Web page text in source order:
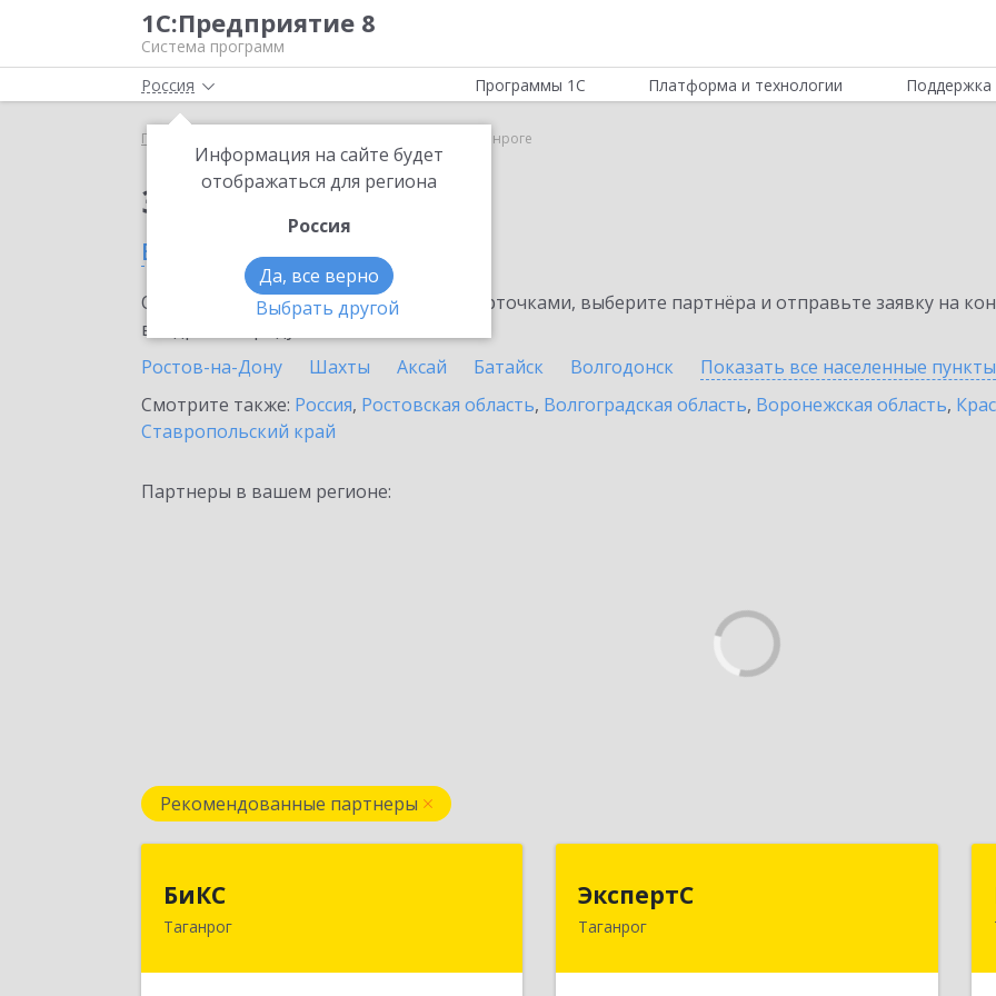
1С:Предприятие 8
Система программ
Россия
Информация на сайте будет
отображаться для региона
Россия
Да, все верно
Выбрать другой
Программы 1С Платформа и технологии Поддержка
Главная Bidzaar в Таганроге
Заказать Bidzaar
в Таганроге
Ознакомьтесь с информационными карточками, выберите партнёра и отправьте заявку на
внедрение продукта.
Ростов-на-Дону
Шахты Аксай Батайск Волгодонск Показать все населенные пункты
Смотрите также: Россия, Ростовская область, Волгоградская область, Воронежская область,
Ставропольский край
Партнеры в вашем регионе:
Рекомендованные партнеры
БиКС
Таганрог
347900, Ростовская обл, Таганрог г,
ЭкспертС
Таганрог
347905, Ростовская обл, Таганрог г,